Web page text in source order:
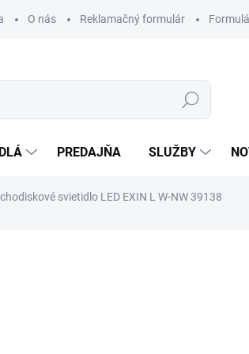
O nás Reklamačný formulár
Hľadať
PREDAJŇA SLUŽBY
svietidlo LED EXIN L W-NW 39138